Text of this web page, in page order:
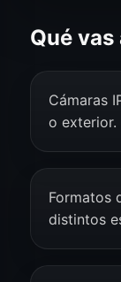
Qué
Cámaras
o exterior.
Formatos
distintos